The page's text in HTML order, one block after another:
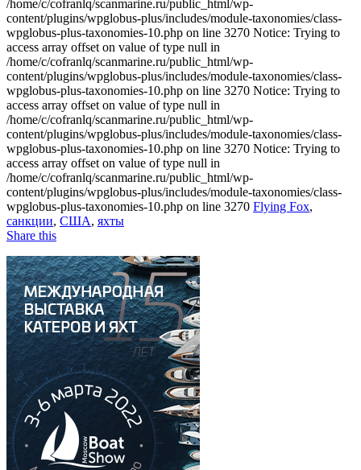
/home/c/cofranlq/scanmarine.ru/public_html/wp-
content/plugins/wpglobus-plus/includes/module-taxonomies/class-
wpglobus-plus-taxonomies-10.php on line 3270 Notice: Trying to
access array offset on value of type null in
/home/c/cofranlq/scanmarine.ru/public_html/wp-
content/plugins/wpglobus-plus/includes/module-taxonomies/class-
wpglobus-plus-taxonomies-10.php on line 3270 Notice: Trying to
access array offset on value of type null in
/home/c/cofranlq/scanmarine.ru/public_html/wp-
content/plugins/wpglobus-plus/includes/module-taxonomies/class-
wpglobus-plus-taxonomies-10.php on line 3270 Notice: Trying to
access array offset on value of type null in
/home/c/cofranlq/scanmarine.ru/public_html/wp-
content/plugins/wpglobus-plus/includes/module-taxonomies/class-
wpglobus-plus-taxonomies-10.php on line 3270 Flying Fox,
санкции, США, яхты
Share this